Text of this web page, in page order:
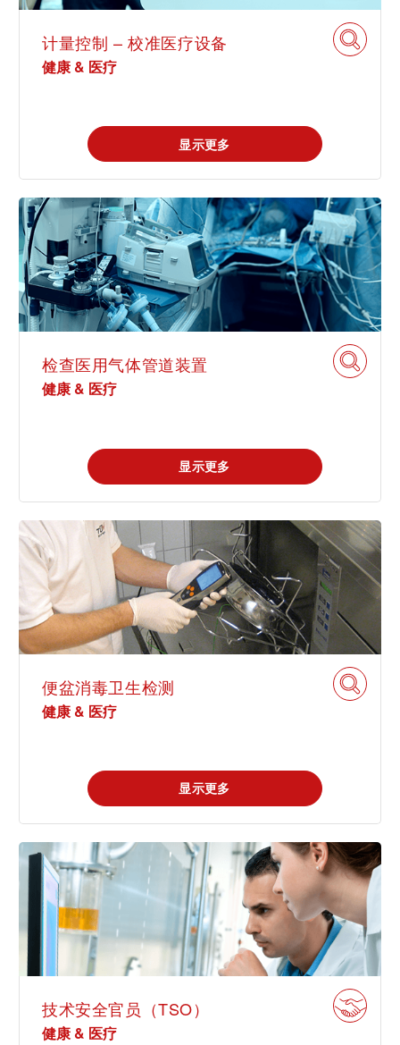
计量控制 – 校准医疗设备
健康 & 医疗
显示更多
检查医用气体管道装置
健康 & 医疗
显示更多
便盆消毒卫生检测
健康 & 医疗
显示更多
技术安全官员（TSO）
健康 & 医疗